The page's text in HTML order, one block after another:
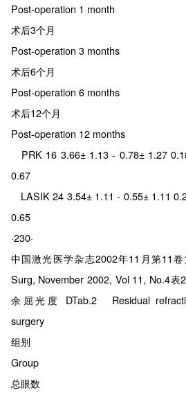
Post-operation 1 month
术后3个月
Post-operation 3 months
术后6个月
Post-operation 6 months
术后12个月
Post-operation 12 months
PRK 16 3.66± 1.13 - 0.78± 1.27
0.67
LASIK 24 3.54± 1.11 - 0.55± 1.11
0.65
·230·
中国激光医学杂志2002年11月第11
Surg, November 2002, Vol 11, No.4
余屈光度 DTab.2 Residual
surgery
组别
Group
总眼数